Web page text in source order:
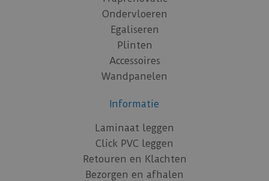
Ondervloeren
Egaliseren
Plinten
Accessoires
Wandpanelen
Informatie
Laminaat leggen
Click PVC leggen
Retouren en Klachten
Bezorgen en afhalen